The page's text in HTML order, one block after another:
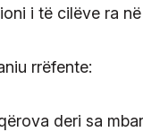
i të cilëve ra në
rrëfente:
deri sa